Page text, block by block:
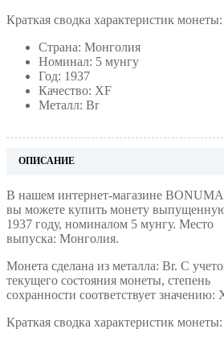
Краткая сводка характеристик монеты:
Страна: Монголия
Номинал: 5 мунгу
Год: 1937
Качество: XF
Металл: Br
ОПИСАНИЕ
В нашем интернет-магазине
вы можете купить монету
1937 году, номиналом 5 мунгу. Место
выпуска: Монголия.
Монета сделана из металла: Br. С
текущего состояния монеты, степень
сохранности соответствует значению:
Краткая сводка характеристик монеты: